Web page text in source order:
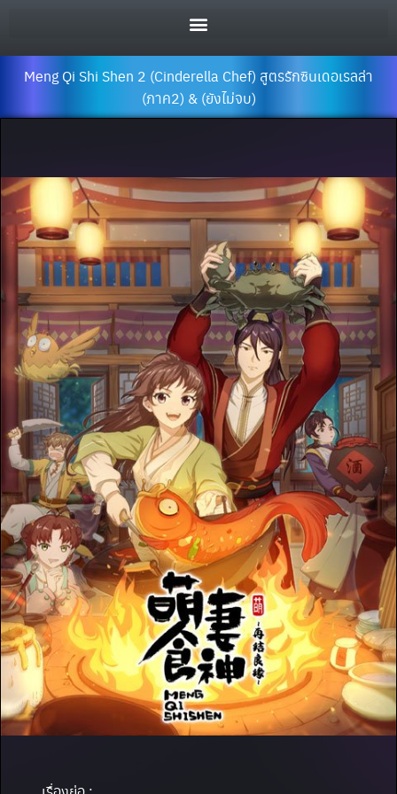
Meng Qi Shi Shen 2 (Cinderella Chef) สูตรรักซินเดอเรลล่า
(ภาค2) & (ยังไม่จบ)